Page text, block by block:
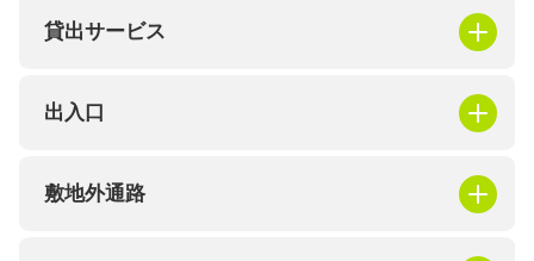
貸出サービス
出入口
敷地外通路